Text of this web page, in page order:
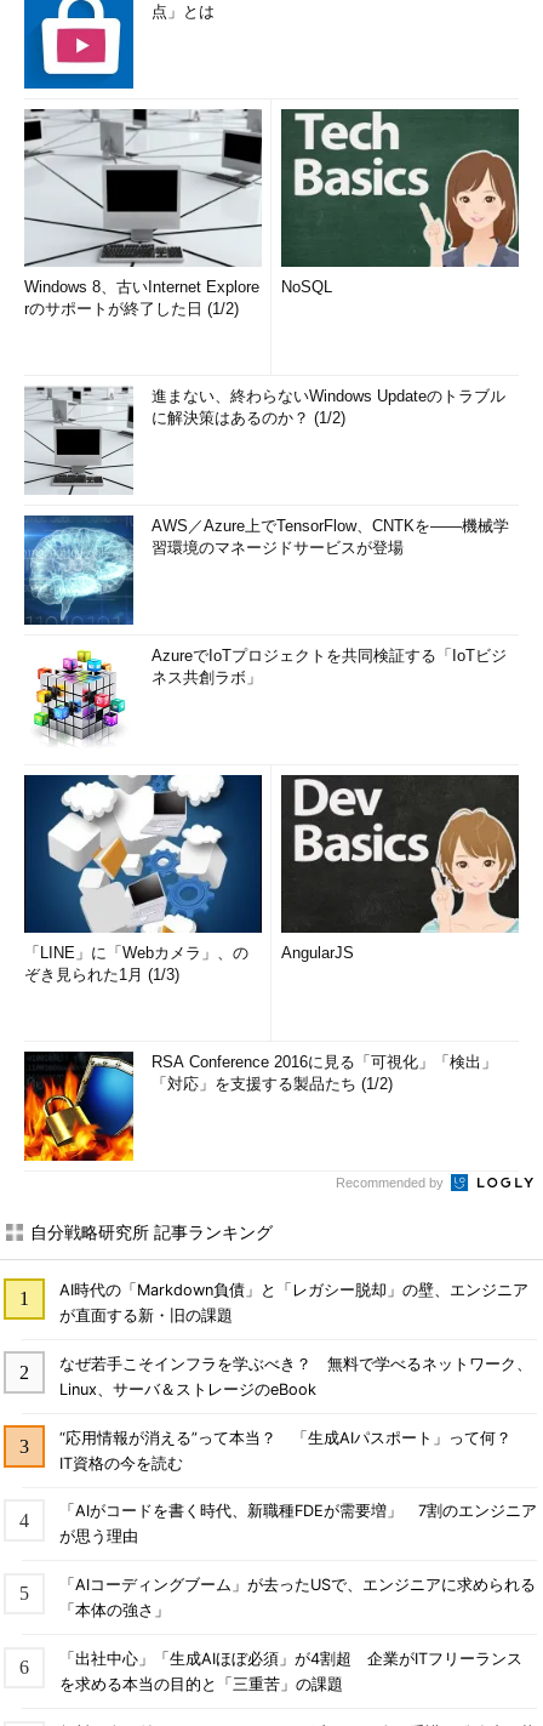
点」とは
Windows 8、古いInternet Explore
rのサポートが終了した日 (1/2)
NoSQL
進まない、終わらないWindows Updateのトラブル
に解決策はあるのか？ (1/2)
AWS／Azure上でTensorFlow、CNTKを――機械学
習環境のマネージドサービスが登場
AzureでIoTプロジェクトを共同検証する「IoTビジ
ネス共創ラボ」
「LINE」に「Webカメラ」、の
ぞき見られた1月 (1/3)
AngularJS
RSA Conference 2016に見る「可視化」「検出」
「対応」を支援する製品たち (1/2)
Recommended by
自分戦略研究所 記事ランキング
AI時代の「Markdown負債」と「レガシー脱却」の壁、エンジニア
が直面する新・旧の課題
なぜ若手こそインフラを学ぶべき？ 無料で学べるネットワーク、
Linux、サーバ＆ストレージのeBook
“応用情報が消える”って本当？ 「生成AIパスポート」って何？
IT資格の今を読む
「AIがコードを書く時代、新職種FDEが需要増」 7割のエンジニア
が思う理由
「AIコーディングブーム」が去ったUSで、エンジニアに求められる
「本体の強さ」
「出社中心」「生成AIほぼ必須」が4割超 企業がITフリーランス
を求める本当の目的と「三重苦」の課題